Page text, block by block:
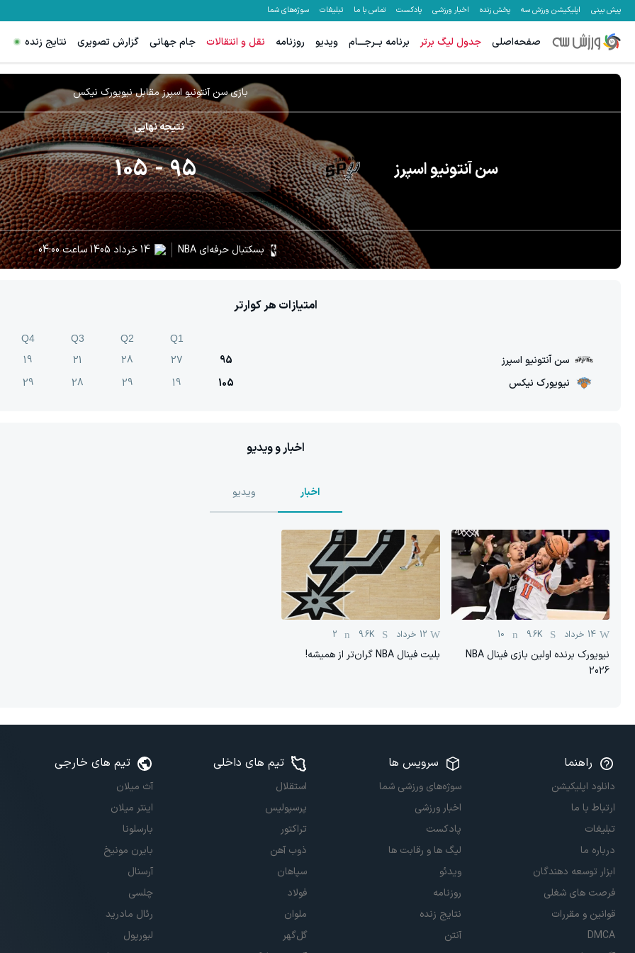
پیش بینی اپلیکیشن ورزش سه پخش زنده اخبار ورزشی پادکست تماس با ما تبلیغات سوژه‌های شما
صفحه‌اصلی جدول لیگ برتر برنامه بــرجـــام ویدیو روزنامه نقل و انتقالات جام جهانی گزارش تصویری نتایج زنده
بازیسن آنتونیو اسپرزمقابلنیویورک نیکس
نتیجه نهایی
سن آنتونیو اسپرز 95
-
105
بسکتبال حرفه‌ای NBA 14 خرداد 1405 ساعت 04:00
امتیازات هر کوارتر
Q1
Q2
Q3
Q4
سن آنتونیو اسپرز 95
27
28
21
19
نیویورک نیکس
105
19
29
28
29
اخبار و ویدیو
اخبار ویدیو
14 خرداد 9.6K
10
نیویورک برنده اولین بازی فینال NBA
2026
12 خرداد 9.6K
2
بلیت فینال NBA گران‌تر از همیشه!
راهنما
دانلود اپلیکیشن
ارتباط با ما
تبلیغات
درباره ما
ابزار توسعه دهندگان
فرصت های شغلی
قوانین و مقررات
DMCA
سرویس ها
سوژه‌های ورزشی شما
اخبار ورزشی
پادکست
لیگ ها و رقابت ها
ویدئو
روزنامه
نتایج زنده
آنتن
تیم های داخلی
استقلال
پرسپولیس
تراکتور
ذوب آهن
سپاهان
فولاد
ملوان
گل‌گهر
تیم های خارجی
آث میلان
اینتر میلان
بارسلونا
بایرن مونیخ
آرسنال
چلسی
رئال مادرید
لیورپول